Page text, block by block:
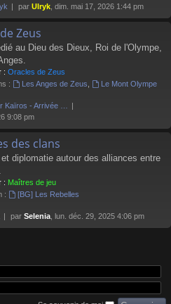
par Ulryk , dim. mai 17, 2026 1:44 pm
Zeus
au Dieu des Dieux, Roi de l'Olympe,
: Oracles de Zeus
:
Les Anges de Zeus
Le Mont Olympe
Kaïros - Arrivée …
9:08 pm
des clans
diplomatie autour des alliances entre
: Maîtres de jeu
:
[BG] Les Rebelles
par Selenia , lun. déc. 29, 2025 4:06 pm